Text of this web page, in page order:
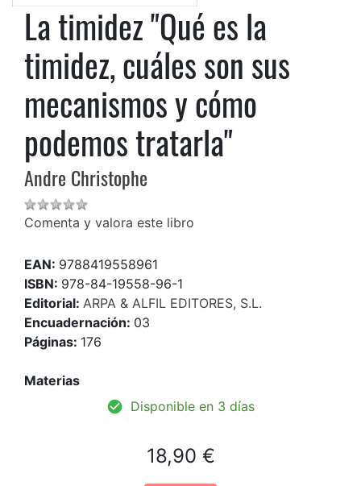
La timidez "Qué es la
timidez, cuáles son sus
mecanismos y cómo
podemos tratarla"
Andre Christophe
Comenta y valora este libro
EAN: 9788419558961
ISBN: 978-84-19558-96-1
Editorial: ARPA & ALFIL EDITORES, S.L.
Encuadernación: 03
Páginas: 176
Materias
Disponible en 3 días
18,90 €